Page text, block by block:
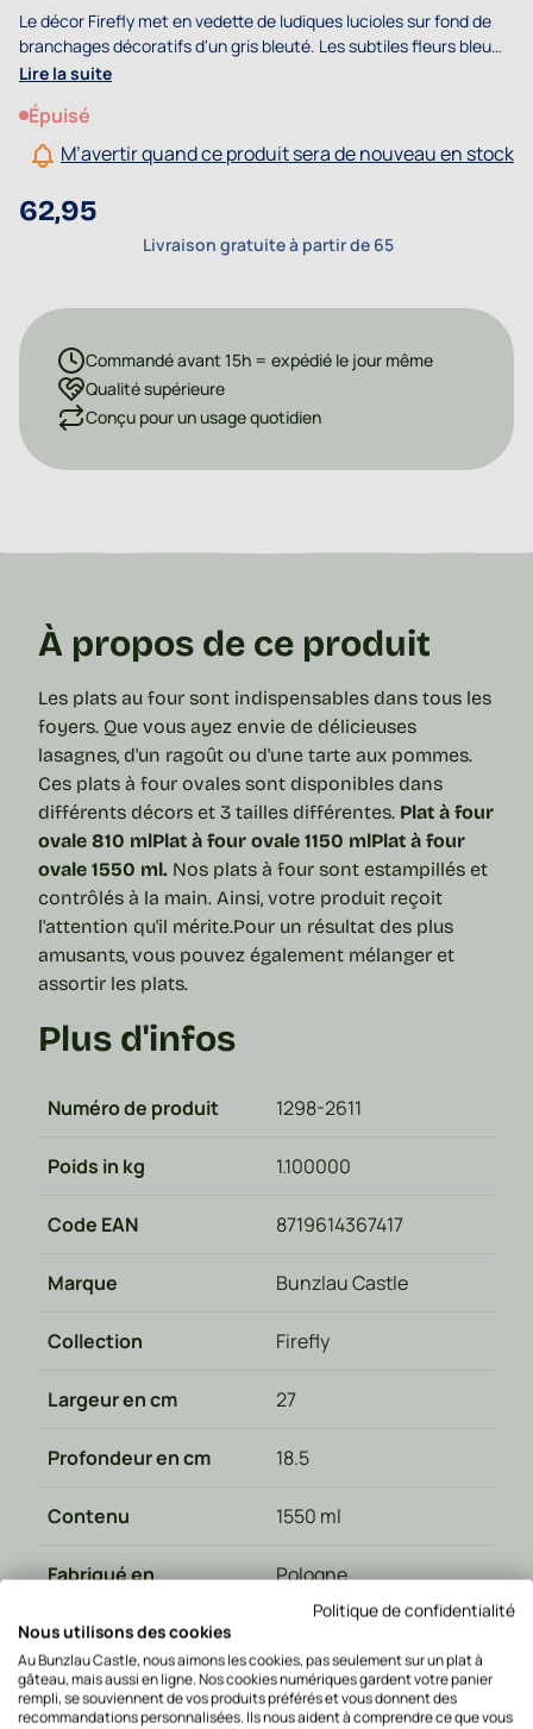
Le décor Firefly met en vedette de ludiques lucioles sur fond de
branchages décoratifs d'un gris bleuté. Les subtiles fleurs bleu
clair veillent à la fraîcheur du décor.
Lire la suite
Épuisé
M’avertir quand ce produit sera de nouveau en stock
62,95
Livraison gratuite à partir de 65
Commandé avant 15h = expédié le jour même
Qualité supérieure
Conçu pour un usage quotidien
À propos de ce produit
Les plats au four sont indispensables dans tous les
foyers. Que vous ayez envie de délicieuses
lasagnes, d'un ragoût ou d'une tarte aux pommes.
Ces plats à four ovales sont disponibles dans
différents décors et 3 tailles différentes. Plat à four
ovale 810 mlPlat à four ovale 1150 mlPlat à four
ovale 1550 ml. Nos plats à four sont estampillés et
contrôlés à la main. Ainsi, votre produit reçoit
l'attention qu'il mérite.Pour un résultat des plus
amusants, vous pouvez également mélanger et
assortir les plats.
Plus d'infos
Numéro de produit 1298-2611
Poids in kg 1.100000
Code EAN 8719614367417
Marque Bunzlau Castle
Collection Firefly
Largeur en cm 27
Profondeur en cm 18.5
Contenu 1550 ml
Fabriqué en Pologne
Type de materiau
la Taille en cm 6
Politique de confidentialité
Nous utilisons des cookies
Au Bunzlau Castle, nous aimons les cookies, pas seulement sur un plat à
gâteau, mais aussi en ligne. Nos cookies numériques gardent votre panier
rempli, se souviennent de vos produits préférés et vous donnent des
recommandations personnalisées. Ils nous aident à comprendre ce que vous